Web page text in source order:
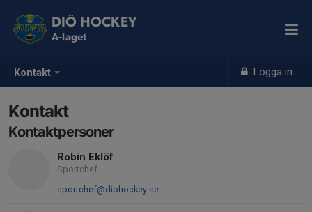
Kontakt Logga in
DIÖ HOCKEY
A-laget
Kontakt
Kontaktpersoner
Robin Eklöf
Sportchef
sportchef@diohockey.se